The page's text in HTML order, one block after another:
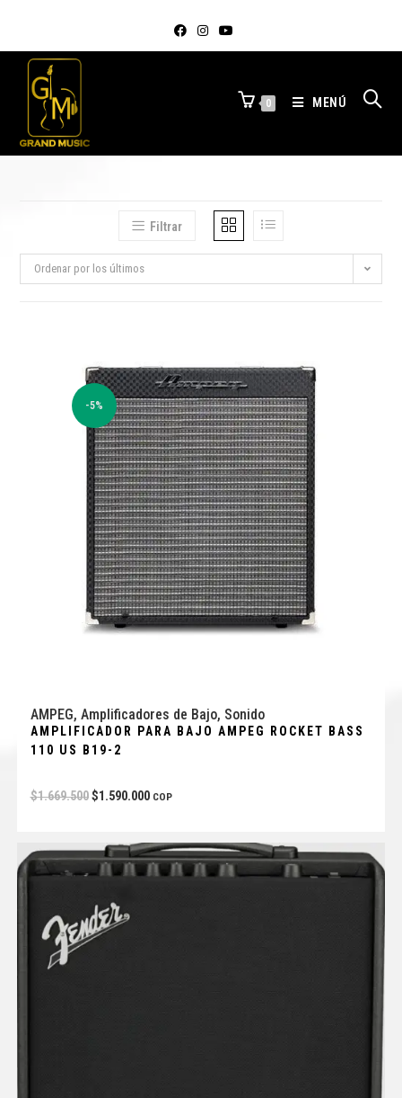
0 MENÚ
Filtrar
Ordenar por los últimos
-5%
AMPEG, Amplificadores de Bajo, Sonido
AMPLIFICADOR PARA BAJO AMPEG ROCKET BASS
110 US B19-2
$1.669.500 $1.590.000 COP